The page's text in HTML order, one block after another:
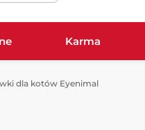
Karma
dla kotów Eyenimal